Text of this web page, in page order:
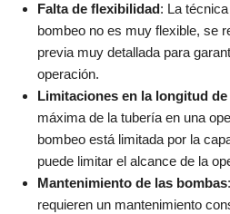
Falta de flexibilidad: La
bombeo no es muy flexible, se
previa muy detallada para
operación.
Limitaciones en la longitud
máxima de la tubería en una
bombeo está limitada por la
puede limitar el alcance de la
Mantenimiento de las bombas
requieren un mantenimiento